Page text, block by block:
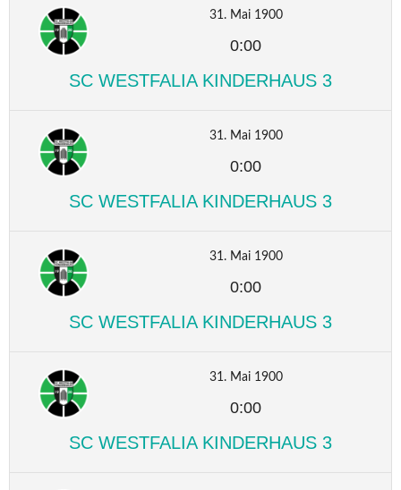
31. Mai 1900
0:00
SC WESTFALIA KINDERHAUS 3
31. Mai 1900
0:00
SC WESTFALIA KINDERHAUS 3
31. Mai 1900
0:00
SC WESTFALIA KINDERHAUS 3
31. Mai 1900
0:00
SC WESTFALIA KINDERHAUS 3